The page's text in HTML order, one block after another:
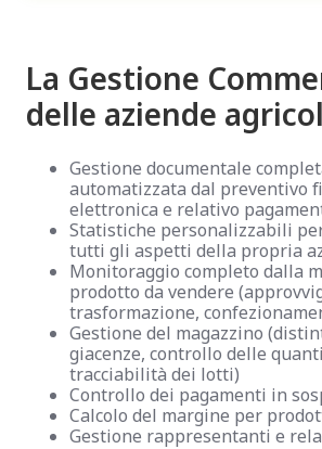
La Gestione
delle aziende
Gestione documentale
automatizzata dal preventivo
elettronica e relativo
Statistiche personalizzabili
tutti gli aspetti della propria
Monitoraggio completo dalla
prodotto da vendere
trasformazione,
Gestione del magazzino
giacenze, controllo delle
tracciabilità dei lotti)
Controllo dei pagamenti in
Calcolo del margine per
Gestione rappresentanti e